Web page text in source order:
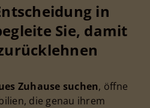
in
Sie, damit
Zuhause suchen, öffne
die genau ihrem